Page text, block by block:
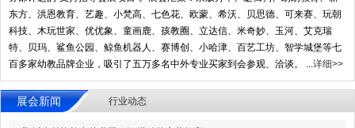
东方、洪恩教育、艺趣、小梵高、七色花、欧蒙、希沃、贝思德、可来赛、玩朝
科技、木玩世家、优优象、童画鹿、孩教圈、立达信、米奇妙、玉河、艾克瑞
特、贝玛、鲨鱼公园、鲸鱼机器人、赛博创、小哈津、百艺工坊、智学城堡等七
百多家幼教品牌企业，吸引了五万多名中外专业买家到会参观、洽谈。 ... 详细>>
展会新闻 行业动态